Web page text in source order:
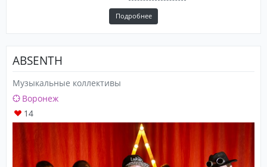
Подробнее
ABSENTH
Музыкальные коллективы
Воронеж
14